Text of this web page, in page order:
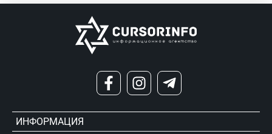
ИНФОРМАЦИЯ